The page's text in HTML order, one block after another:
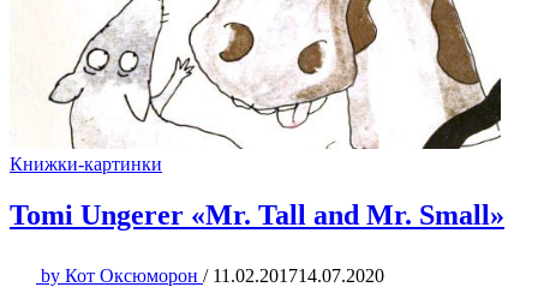
Книжки-картинки
Tomi Ungerer «Mr. Tall and Mr. Small»
by Кот Оксюморон / 11.02.201714.07.2020